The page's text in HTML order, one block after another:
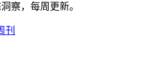
察，每周更新。
刊